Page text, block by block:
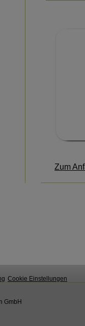
Zum
Cookie Einstellungen
GmbH